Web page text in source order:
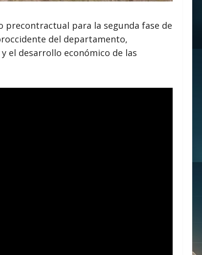
precontractual para la segunda fase de
del departamento,
el desarrollo económico de las